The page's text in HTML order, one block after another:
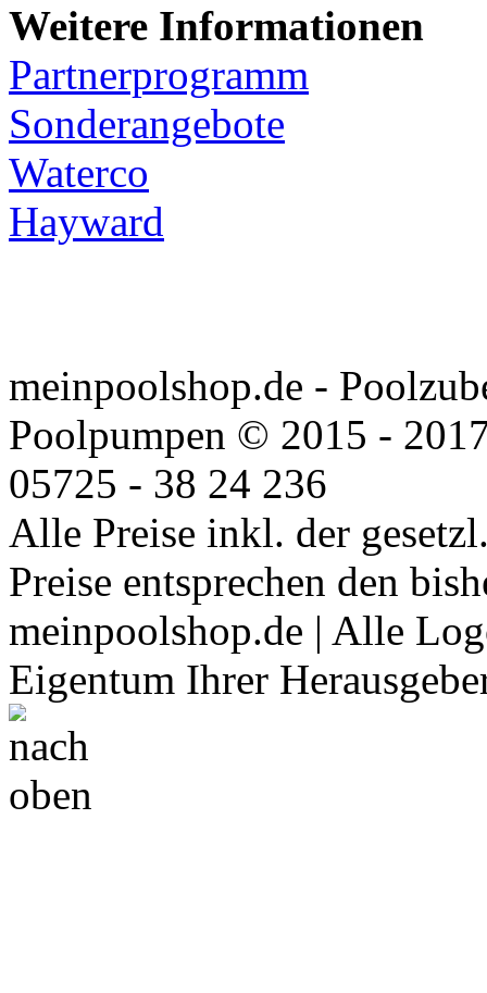
Weitere Informationen
Partnerprogramm
Sonderangebote
Waterco
Hayward
meinpoolshop.de -
Poolpumpen © 2015 -
05725 - 38 24 236
Alle Preise inkl. der
Preise entsprechen den
meinpoolshop.de | Alle
Eigentum Ihrer